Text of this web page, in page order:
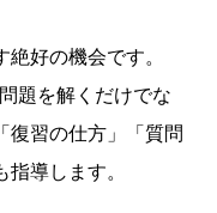
好の機会です。
題を解くだけでな
復習の仕方」「質問
導します。